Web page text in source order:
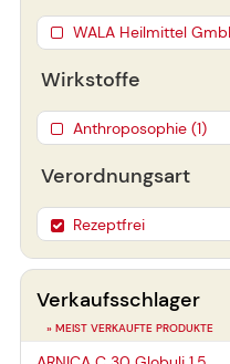
WALA Heilmittel
Wirkstoffe
Anthroposophie (1)
Verordnungsart
Rezeptfrei
Verkaufsschlager
» MEIST VERKAUFTE PRODUKTE